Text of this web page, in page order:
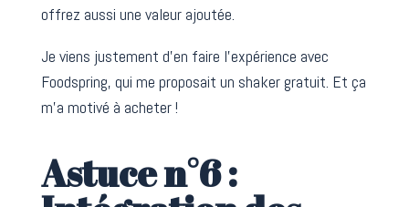
offrez aussi une valeur ajoutée.
Je viens justement d’en faire l’expérience avec
Foodspring, qui me proposait un shaker gratuit. Et ça
m’a motivé à acheter !
Astuce n°6 :